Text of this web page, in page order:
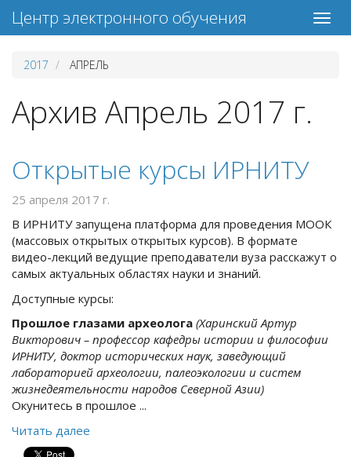
Центр электронного обучения
2017 АПРЕЛЬ
Архив Апрель 2017 г.
Открытые курсы ИРНИТУ
25 апреля 2017 г.
В ИРНИТУ запущена платформа для проведения МООК
(массовых открытых открытых курсов). В формате
видео-лекций ведущие преподаватели вуза расскажут о
самых актуальных областях науки и знаний.
Доступные курсы:
Прошлое глазами археолога (Харинский Артур
Викторович – профессор кафедры истории и философии
ИРНИТУ, доктор исторических наук, заведующий
лабораторией археологии, палеоэкологии и систем
жизнедеятельности народов Северной Азии)
Окунитесь в прошлое ...
Читать далее